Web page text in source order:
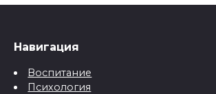
Навигация
Воспитание
Психология